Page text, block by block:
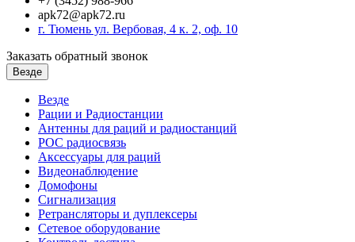
apk72@apk72.ru
г. Тюмень ул. Вербовая, 4 к. 2, оф. 10
Заказать обратный звонок
Везде
Везде
Рации и Радиостанции
Антенны для раций и радиостанций
POC радиосвязь
Аксессуары для раций
Видеонаблюдение
Домофоны
Сигнализация
Ретрансляторы и дуплексеры
Сетевое оборудование